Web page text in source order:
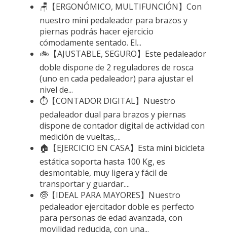
🪑【ERGONÓMICO, MULTIFUNCIÓN】Con
nuestro mini pedaleador para brazos y
piernas podrás hacer ejercicio
cómodamente sentado. El...
🚲【AJUSTABLE, SEGURO】Este pedaleador
doble dispone de 2 reguladores de rosca
(uno en cada pedaleador) para ajustar el
nivel de...
⏱️【CONTADOR DIGITAL】Nuestro
pedaleador dual para brazos y piernas
dispone de contador digital de actividad con
medición de vueltas,...
🏠【EJERCICIO EN CASA】Esta mini bicicleta
estática soporta hasta 100 Kg, es
desmontable, muy ligera y fácil de
transportar y guardar....
🧓【IDEAL PARA MAYORES】Nuestro
pedaleador ejercitador doble es perfecto
para personas de edad avanzada, con
movilidad reducida, con una...